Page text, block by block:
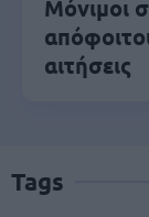
Μόνιμοι
αιτήσεις
Tags